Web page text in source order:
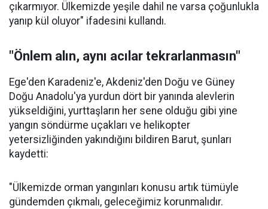
çıkarmıyor. Ülkemizde yeşile dahil ne varsa çoğunlukla
yanıp kül oluyor" ifadesini kullandı.
"Önlem alın, aynı acılar tekrarlanmasın"
Ege'den Karadeniz'e, Akdeniz'den Doğu ve Güney
Doğu Anadolu'ya yurdun dört bir yanında alevlerin
yükseldiğini, yurttaşların her sene olduğu gibi yine
yangın söndürme uçakları ve helikopter
yetersizliğinden yakındığını bildiren Barut, şunları
kaydetti:
"Ülkemizde orman yangınları konusu artık tümüyle
gündemden çıkmalı, geleceğimiz korunmalıdır.